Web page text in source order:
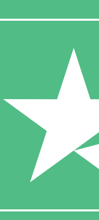
10 Downloaden
20 00